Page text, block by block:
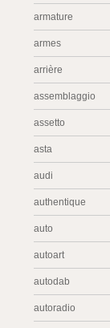
armature
armes
arrière
assemblaggio
assetto
asta
audi
authentique
auto
autoart
autodab
autoradio